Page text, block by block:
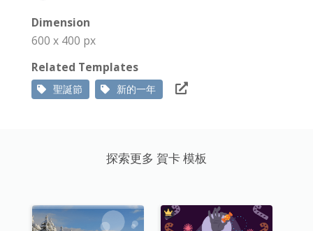
Dimension
600 x 400 px
Related Templates
聖誕節 新的一年
探索更多 賀卡 模板